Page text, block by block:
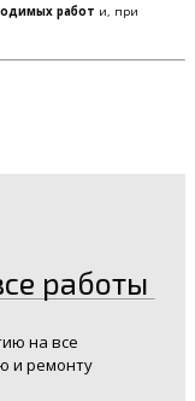
работ и, при
работы
на все
и ремонту